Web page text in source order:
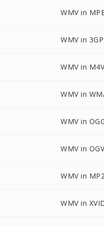
WMV in
WMV in 3GP
WMV in
WMV in
WMV in
WMV in
WMV in
WMV in